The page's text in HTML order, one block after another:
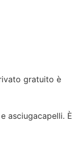
gratuito è
asciugacapelli. È